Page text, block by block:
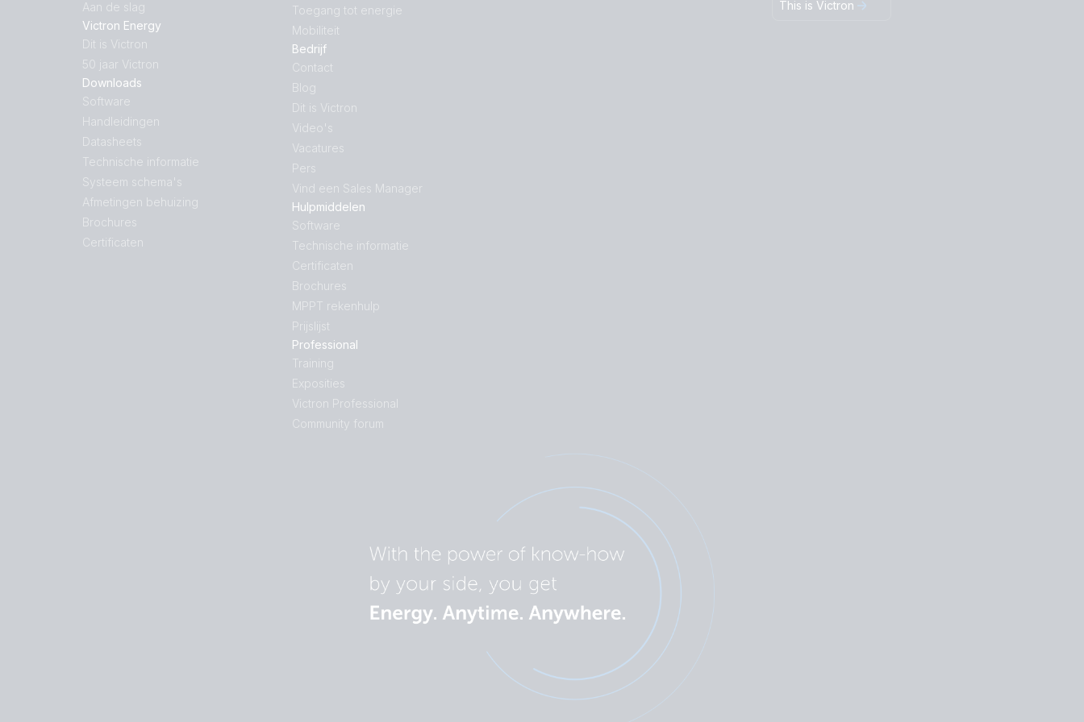
Aan de slag
Victron Energy
Dit is Victron
50 jaar Victron
Downloads
Software
Handleidingen
Datasheets
Technische informatie
Systeem schema's
Afmetingen behuizing
Brochures
Certificaten
Toegang tot energie
Mobiliteit
Bedrijf
Contact
Blog
Dit is Victron
Video's
Vacatures
Pers
Vind een Sales Manager
Hulpmiddelen
Software
Technische informatie
Certificaten
Brochures
MPPT rekenhulp
Prijslijst
Professional
Training
Exposities
Victron Professional
Community forum
This is Victron